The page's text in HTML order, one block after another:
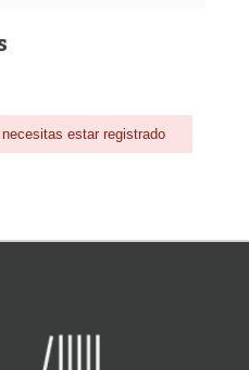
estar registrado